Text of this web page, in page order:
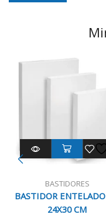
BASTIDORES
BASTIDOR
24X30 CM